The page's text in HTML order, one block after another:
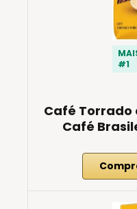
#1
Café Torrado
Café